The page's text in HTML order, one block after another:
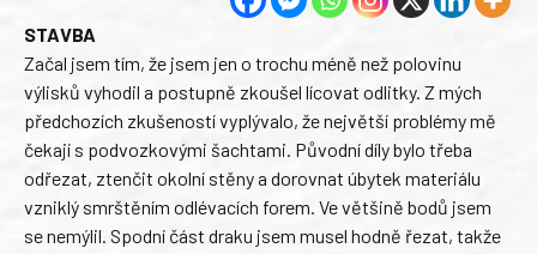
STAVBA
Začal jsem tím, že jsem jen o trochu méně než polovinu
výlisků vyhodil a postupně zkoušel lícovat odlitky. Z mých
předchozích zkušeností vyplývalo, že největší problémy mě
čekají s podvozkovými šachtami. Původní díly bylo třeba
odřezat, ztenčit okolní stěny a dorovnat úbytek materiálu
vzniklý smrštěním odlévacích forem. Ve většině bodů jsem
se nemýlil. Spodní část draku jsem musel hodně řezat, takže